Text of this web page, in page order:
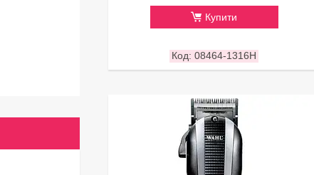
Купити
08464-1316H